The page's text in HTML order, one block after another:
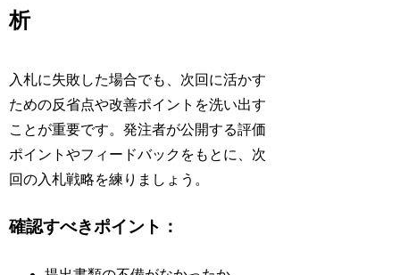
析
入札に失敗した場合でも、次回に活かす
ための反省点や改善ポイントを洗い出す
ことが重要です。発注者が公開する評価
ポイントやフィードバックをもとに、次
回の入札戦略を練りましょう。
確認すべきポイント：